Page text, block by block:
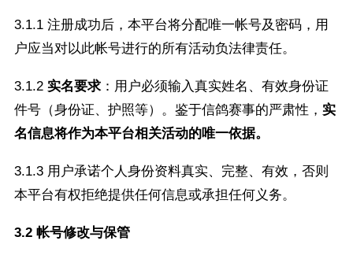
3.1.1 注册成功后，本平台将分配唯一帐号及密码，用
户应当对以此帐号进行的所有活动负法律责任。
3.1.2 实名要求：用户必须输入真实姓名、有效身份证
件号（身份证、护照等）。鉴于信鸽赛事的严肃性， 实
名信息将作为本平台相关活动的唯一依据。
3.1.3 用户承诺个人身份资料真实、完整、有效，否则
本平台有权拒绝提供任何信息或承担任何义务。
3.2 帐号修改与保管